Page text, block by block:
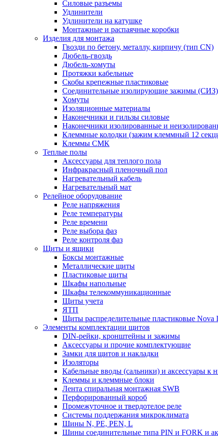
Силовые разъемы
Удлинители
Удлинители на катушке
Монтажные и распаячные коробки
Изделия для монтажа
Гвозди по бетону, металлу, кирпичу (тип CN)
Дюбель-гвоздь
Дюбель-хомуты
Протяжки кабельные
Скобы крепежные пластиковые
Соединительные изолирующие зажимы (СИЗ)
Хомуты
Изоляционные материалы
Наконечники и гильзы силовые
Наконечники изолированные и
Клеммные колодки (зажим клеммный 12
Клеммы СМК
Теплые полы
Аксессуары для теплого пола
Инфракрасный пленочный пол
Нагревательный кабель
Нагревательный мат
Релейное оборудование
Реле напряжения
Реле температуры
Реле времени
Реле выбора фаз
Реле контроля фаз
Щиты и ящики
Боксы монтажные
Металлические щиты
Пластиковые щиты
Шкафы напольные
Шкафы телекоммуникационные
Щиты учета
ЯТП
Щиты распределительные пластиковые Nova
Элементы комплектации щитов
DIN-рейки, кронштейны и зажимы
Аксессуары и прочие комплектующие
Замки для щитов и накладки
Изоляторы
Кабельные вводы (сальники) и аксессуары к
Клеммы и клеммные блоки
Лента спиральная монтажная SWB
Перфорированный короб
Промежуточное и твердотелое реле
Системы поддержания микроклимата
Шины N, PE, PEN, L
Шины соединительные типа PIN и FORK и